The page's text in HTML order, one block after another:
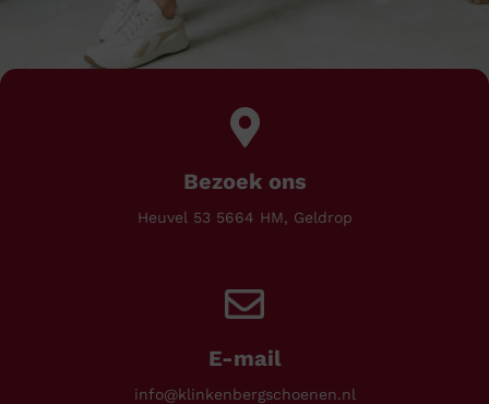
Bezoek ons
Heuvel 53 5664 HM, Geldrop
E-mail
info@klinkenbergschoenen.nl